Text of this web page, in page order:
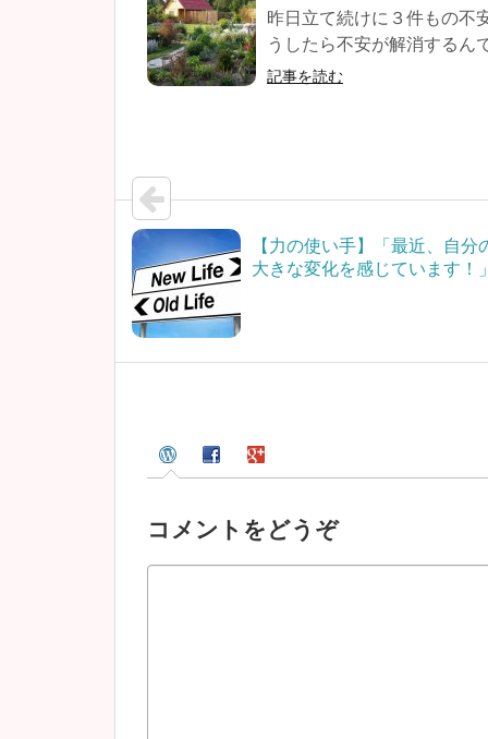
昨日立て続けに３件もの不
うしたら不安が解消するん
記事を読む
【力の使い手】「最近、自分
大きな変化を感じています！
コメントをどうぞ